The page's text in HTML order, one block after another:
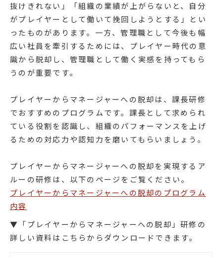
抜けきれない」「組織の業績が上がらないと、自分
がプレイヤーとして働いて挽回しようとする」とい
ったものがあります。一方、管理職として今後も幅
広い社員を牽引するためには、プレイヤー時代の意
識から脱却し、管理職として働く実感を持ってもら
うのが重要です。
プレイヤーからマネージャーへの脱却は、課長研修
でおすすめのプログラムです。課長として求められ
ている役割を認識し、組織のパフォーマンスを上げ
るための対応力や認知力を磨いてもらいましょう。
プレイヤーからマネージャーへの脱却を実現するア
ルーの研修は、以下のページをご覧ください。
プレイヤーからマネージャーへの脱却のプログラム
内容
▼「プレイヤーからマネージャーへの脱却」研修の
詳しい資料はこちらからダウンロードできます。